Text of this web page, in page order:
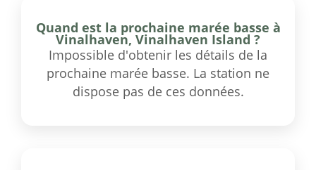
Quand est la prochaine marée basse à
Vinalhaven, Vinalhaven Island ?
Impossible d'obtenir les détails de la
prochaine marée basse. La station ne
dispose pas de ces données.